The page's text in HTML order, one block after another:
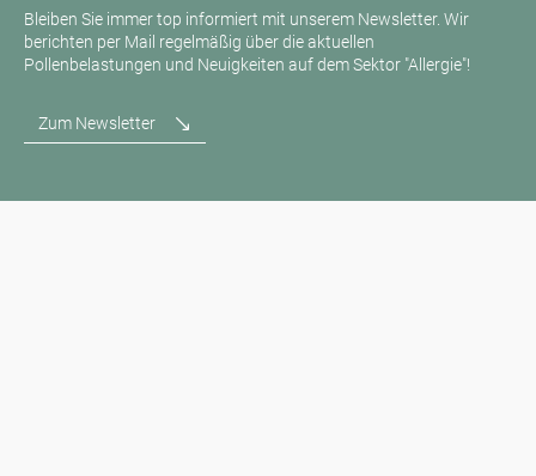
Bleiben Sie immer top informiert mit unserem Newsletter. Wir
berichten per Mail regelmäßig über die aktuellen
Pollenbelastungen und Neuigkeiten auf dem Sektor "Allergie"!
Zum Newsletter